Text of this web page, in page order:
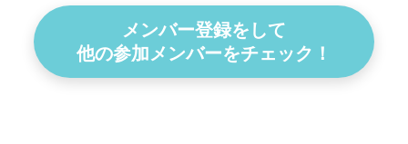
メンバー登録をして
他の参加メンバーをチェック！